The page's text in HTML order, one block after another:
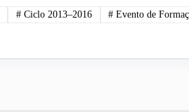
#Ciclo 2013–2016 # Evento de